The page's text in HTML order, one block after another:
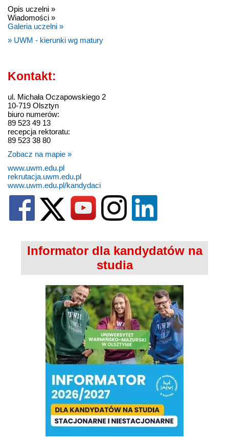
Opis uczelni »
Wiadomości »
Galeria uczelni »
» UWM - kierunki wg matury
Kontakt:
ul. Michała Oczapowskiego 2
10-719 Olsztyn
biuro numerów:
89 523 49 13
recepcja rektoratu:
89 523 38 80
Zobacz na mapie »
www.uwm.edu.pl
rekrutacja.uwm.edu.pl
www.uwm.edu.pl/kandydaci
Informator dla kandydatów na
studia